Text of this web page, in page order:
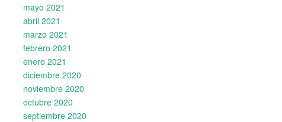
mayo 2021
abril 2021
marzo 2021
febrero 2021
enero 2021
diciembre 2020
noviembre 2020
octubre 2020
septiembre 2020